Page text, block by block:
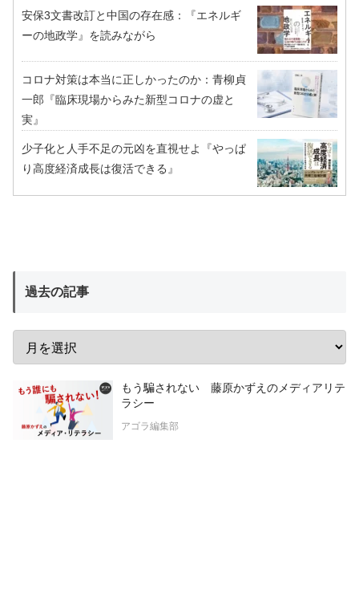
安保3文書改訂と中国の存在感：『エネルギ
ーの地政学』を読みながら
コロナ対策は本当に正しかったのか：青柳貞
一郎『臨床現場からみた新型コロナの虚と
実』
少子化と人手不足の元凶を直視せよ『やっぱ
り高度経済成長は復活できる』
過去の記事
もう騙されない 藤原かずえのメディアリテ
ラシー
アゴラ編集部